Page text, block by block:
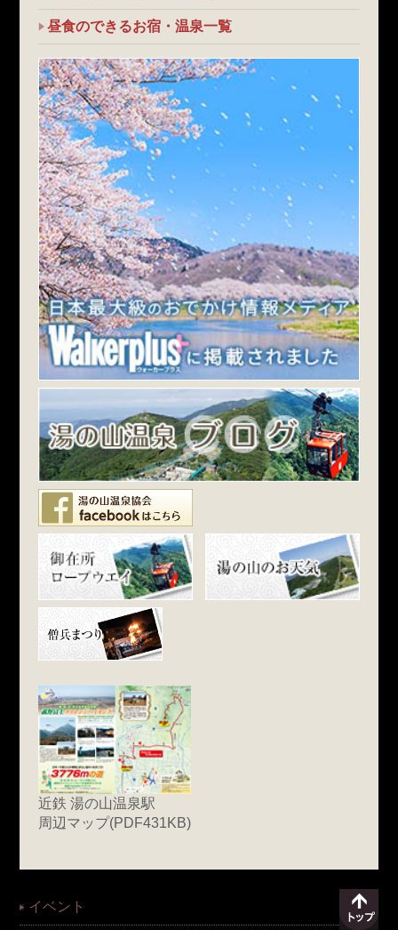
昼食のできるお宿・温泉一覧
近鉄 湯の山温泉駅
周辺マップ(PDF431KB)
イベント